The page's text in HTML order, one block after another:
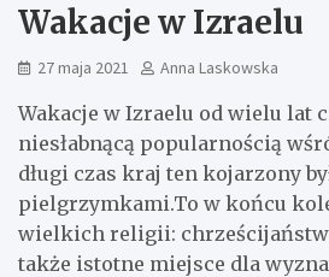
Wakacje w Izraelu
27 maja 2021 Anna Laskowska
Wakacje w Izraelu od wielu lat
niesłabnącą popularnością
długi czas kraj ten kojarzony
pielgrzymkami.To w końcu
wielkich religii:
także istotne miejsce dla